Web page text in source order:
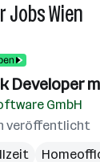
JobsWien
in
Developer
GmbH
veröffentlicht